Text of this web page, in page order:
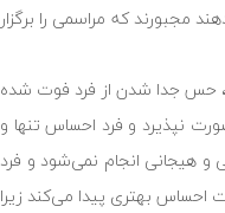
مجبورند که مراسمی را برگزار
حس جدا شدن از فرد فوت شده
نپذیرد و فرد احساس تنها و
و هیجانی انجام نمی‌شود و فرد
احساس بهتری پیدا می‌کند زیرا